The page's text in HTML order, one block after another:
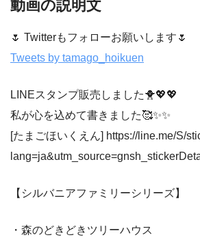
動画の説明文
🌷 Twitterもフォローお願いします🌷
Tweets by tamago_hoikuen
LINEスタンプ販売しました🐥💖💖
私が心を込めて書きました🥰✨✨
[たまごほいくえん] https://line.me/S/
【シルバニアファミリーシリーズ】
・森のどきどきツリーハウス